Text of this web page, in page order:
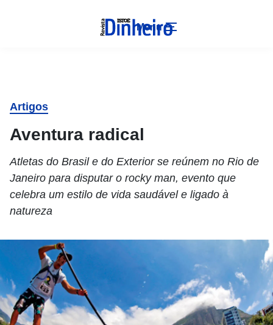
Menu
Artigos
Aventura radical
Atletas do Brasil e do Exterior se reúnem no Rio de
Janeiro para disputar o rocky man, evento que
celebra um estilo de vida saudável e ligado à
natureza